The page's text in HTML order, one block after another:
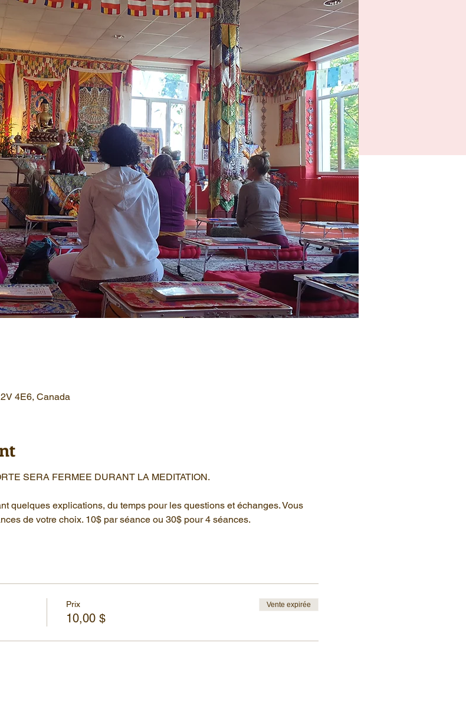
4E6, Canada
SERA FERMEE DURANT LA MEDITATION.
quelques explications, du temps pour les questions et échanges. Vous
de votre choix. 10$ par séance ou 30$ pour 4 séances.
Prix
10,00 $
Vente expirée